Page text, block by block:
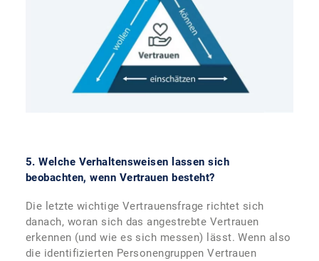
5. Welche Verhaltensweisen lassen sich
beobachten, wenn Vertrauen besteht?
Die letzte wichtige Vertrauensfrage richtet sich
danach, woran sich das angestrebte Vertrauen
erkennen (und wie es sich messen) lässt. Wenn also
die identifizierten Personengruppen Vertrauen